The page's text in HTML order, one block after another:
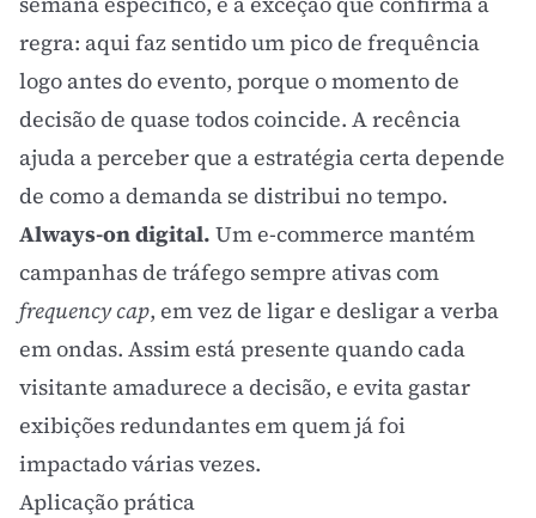
regra: aqui faz sentido um pico de frequência
logo antes do evento, porque o momento de
decisão de quase todos coincide. A recência
ajuda a perceber que a estratégia certa depende
de como a demanda se distribui no tempo.
Always-on digital. Um e-commerce mantém
campanhas de tráfego sempre ativas com
frequency cap, em vez de ligar e desligar a verba
em ondas. Assim está presente quando cada
visitante amadurece a decisão, e evita gastar
exibições redundantes em quem já foi
impactado várias vezes.
Aplicação prática